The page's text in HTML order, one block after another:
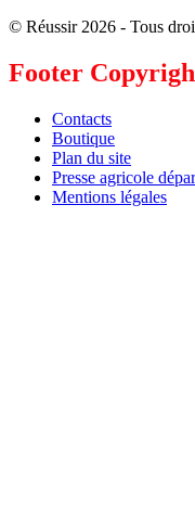
© Réussir 2026 - Tous
Footer
Contacts
Boutique
Plan du site
Presse agricole
Mentions légales